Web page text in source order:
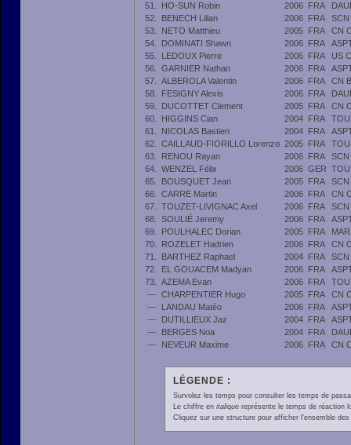
51.
HO-SUN Robin 2006 FRA
52.
BENECH Lilian 2006 FRA
SCN
53.
NETO Matthieu 2005 FRA
CN
54.
DOMINATI Shawn 2006 FRA
55.
LEDOUX Pierre 2006 FRA
US
56.
GARNIER Nathan 2006 FRA
57.
ALBEROLA Valentin 2006 FRA
CN
58.
FESIGNY Alexis 2006 FRA
59.
DUCOTTET Clement 2005 FRA
CN
60.
HIGGINS Cian 2004 FRA
61.
NICOLAS Bastien 2004 FRA
62.
CAILLAUD-FIORILLO Lorenzo 2005 FRA
63.
RENOU Rayan 2006 FRA
SCN
64.
WENZEL Félix 2006 GER
65.
BOUSQUET Jean 2005 FRA
SCN
66.
CARRE Martin 2006 FRA
CN
67.
TOUZET-LIVIGNAC Axel 2006 FRA
SCN
68.
SOULIÉ Jeremy 2006 FRA
69.
POULHALEC Dorian 2005 FRA
70.
ROZELET Hadrien 2006 FRA
CN
71.
BARTHEZ Raphael 2004 FRA
SCN
72.
EL GOUACEM Madyan 2006 FRA
73.
AZEMA Evan 2006 FRA
--- CHARPENTIER Hugo 2005 FRA
CN
---
LANDAU Matéo 2006 FRA
---
DUTILLIEUX Jaz 2004 FRA
---
BERGES Noa 2004 FRA
---
NEVEUR Maxime 2006 FRA CN
LÉGENDE :
Survolez les temps pour consulter les temps de
Le chiffre en italiquereprésente le temps de réaction
Cliquez sur une structure pour afficher l'ensemble